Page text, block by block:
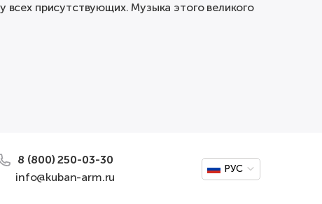
присутствующих. Музыка этого великого
8 (800) 250-03-30
info@kuban-arm.ru
РУС